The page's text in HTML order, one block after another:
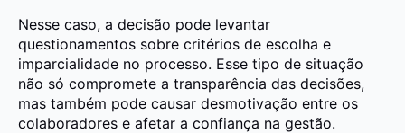
Nesse caso, a decisão pode levantar
questionamentos sobre critérios de escolha e
imparcialidade no processo. Esse tipo de situação
não só compromete a transparência das decisões,
mas também pode causar desmotivação entre os
colaboradores e afetar a confiança na gestão.